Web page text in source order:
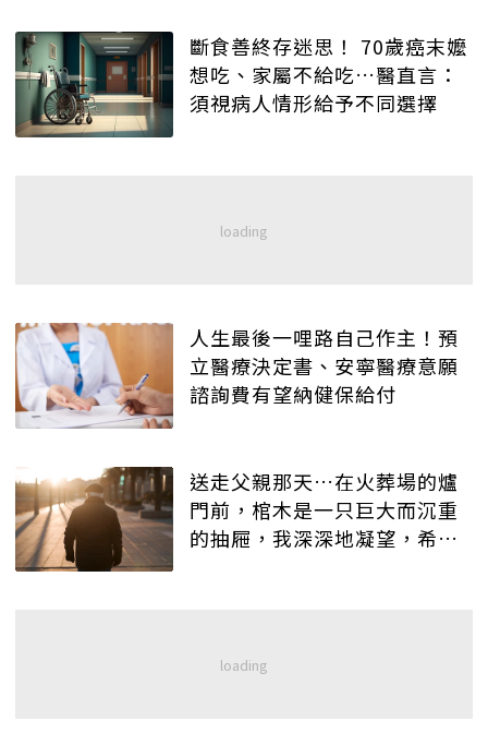
斷食善終存迷思！ 70歲癌末嬤
想吃、家屬不給吃…醫直言：
須視病人情形給予不同選擇
人生最後一哩路自己作主！預
立醫療決定書、安寧醫療意願
諮詢費有望納健保給付
送走父親那天…在火葬場的爐
門前，棺木是一只巨大而沉重
的抽屜，我深深地凝望，希望